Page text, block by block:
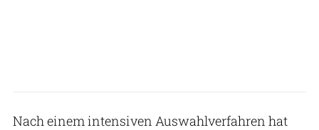
Nach einem intensiven Auswahlverfahren hat